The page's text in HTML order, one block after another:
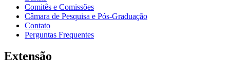
Comitês e Comissões
Câmara de Pesquisa e Pós-Graduação
Contato
Perguntas Frequentes
Extensão